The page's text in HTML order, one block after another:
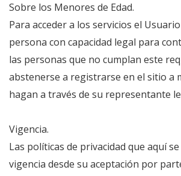
Sobre los Menores de Edad.
Para acceder a los servicios el
persona con capacidad legal para
las personas que no cumplan este
abstenerse a registrarse en el sitio a
hagan a través de su representante
Vigencia.
Las políticas de privacidad que aquí
vigencia desde su aceptación por